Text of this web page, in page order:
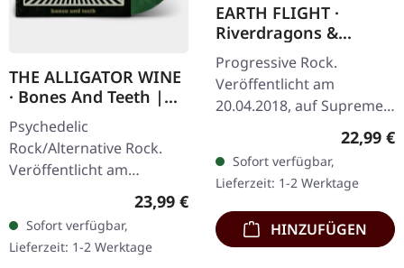
THE ALLIGATOR WINE
· Bones And Teeth |
MARBLED LP
Psychedelic
Rock/Alternative Rock.
Veröffentlicht am
15.09.2023, auf Supreme
Chaos Records. SCR- und
Band-exklusive Auflage!
Transparent…
Regulärer Preis:
23,99 €
Sofort verfügbar,
Lieferzeit: 1-2 Werktage
EARTH FLIGHT ·
Riverdragons &
Elephant Dreams |
AMBER/PURPLE 2LP
Progressive Rock.
Veröffentlicht am
20.04.2018, auf Supreme
Transparent Bernstein
Vinyl (LP1) / Transparent
Lila Vinyl (LP2) im…
22,99 €
Sofort verfügbar,
Lieferzeit: 1-2 Werktage
HINZUFÜGEN